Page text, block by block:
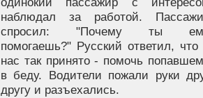
наблюдал за работой.
спросил: "Почему ты
помогаешь?" Русский ответил, что
нас так принято - помочь
в беду. Водители пожали руки
другу и разъехались.